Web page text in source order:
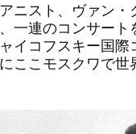
ニスト、ヴァン・
一連のコンサート
イコフスキー国際
ここモスクワで世